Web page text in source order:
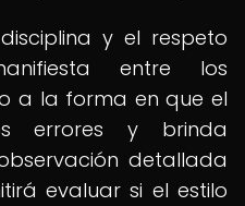
y el respeto
entre los
a la forma en que el
errores y brinda
detallada
evaluar si el estilo